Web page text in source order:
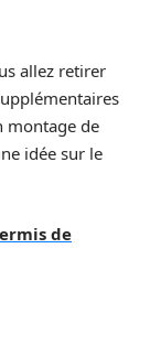
allez retirer
montage de
idée sur le
de